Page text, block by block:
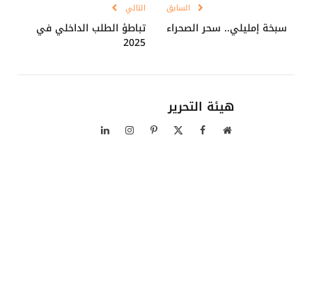
السابق
سبخة إمليلي.. سحر الصحراء
التالي
تباطؤ الطلب الداخلي في
2025
هيئة التحرير
موقع فيسبوك بينتيريستالانستغراملينكدإن